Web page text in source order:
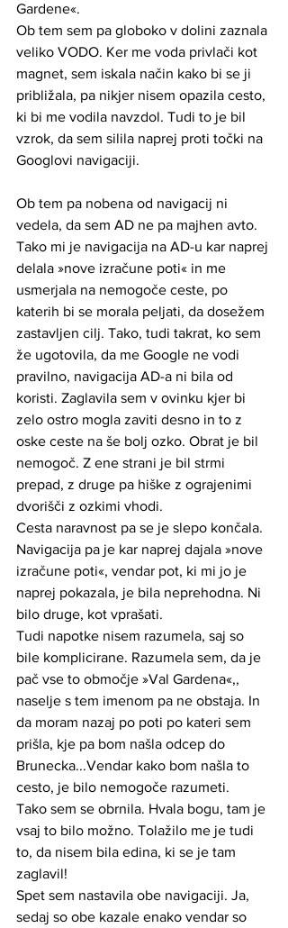
Gardene«.
Ob tem sem pa globoko v dolini zaznala
veliko VODO. Ker me voda privlači kot
magnet, sem iskala način kako bi se ji
približala, pa nikjer nisem opazila cesto,
ki bi me vodila navzdol. Tudi to je bil
vzrok, da sem silila naprej proti točki na
Googlovi navigaciji.
Ob tem pa nobena od navigacij ni
vedela, da sem AD ne pa majhen avto.
Tako mi je navigacija na AD-u kar naprej
delala »nove izračune poti« in me
usmerjala na nemogoče ceste, po
katerih bi se morala peljati, da dosežem
zastavljen cilj. Tako, tudi takrat, ko sem
že ugotovila, da me Google ne vodi
pravilno, navigacija AD-a ni bila od
koristi. Zaglavila sem v ovinku kjer bi
zelo ostro mogla zaviti desno in to z
oske ceste na še bolj ozko. Obrat je bil
nemogoč. Z ene strani je bil strmi
prepad, z druge pa hiške z ograjenimi
dvorišči z ozkimi vhodi.
Cesta naravnost pa se je slepo končala.
Navigacija pa je kar naprej dajala »nove
izračune poti«, vendar pot, ki mi jo je
naprej pokazala, je bila neprehodna. Ni
bilo druge, kot vprašati.
Tudi napotke nisem razumela, saj so
bile komplicirane. Razumela sem, da je
pač vse to območje »Val Gardena«,,
naselje s tem imenom pa ne obstaja. In
da moram nazaj po poti po kateri sem
prišla, kje pa bom našla odcep do
Brunecka...Vendar kako bom našla to
cesto, je bilo nemogoče razumeti.
Tako sem se obrnila. Hvala bogu, tam je
vsaj to bilo možno. Tolažilo me je tudi
to, da nisem bila edina, ki se je tam
zaglavil!
Spet sem nastavila obe navigaciji. Ja,
sedaj so obe kazale enako vendar so